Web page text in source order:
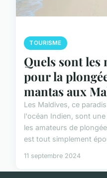
TOURISME
Quels sont les
pour la
mantas aux
Les Maldives, ce
l'océan Indien, sont
les amateurs de
est tout simplement
11 septembre 2024